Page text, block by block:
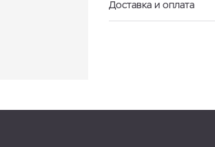
Доставка и оплата